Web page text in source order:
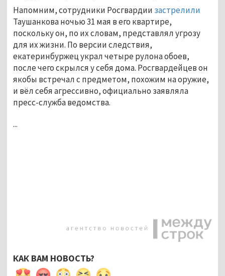
Напомним, сотрудники Росгвардии застрелили
Таушанкова ночью 31 мая в его квартире,
поскольку он, по их словам, представлял угрозу
для их жизни. По версии следствия,
екатеринбуржец украл четыре рулона обоев,
после чего скрылся у себя дома. Росгвардейцев он
якобы встречал с предметом, похожим на оружие,
и вёл себя агрессивно, официально заявляла
пресс-служба ведомства.
...
КАК ВАМ НОВОСТЬ?